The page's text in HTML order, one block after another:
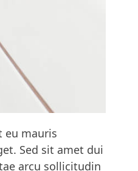
eu mauris
Sed sit amet dui
arcu sollicitudin